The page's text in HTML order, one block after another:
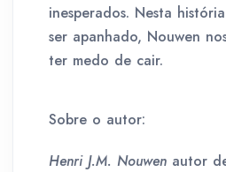
inesperados. Nesta
ser apanhado, Nouwen
ter medo de cair.
Sobre o autor:
Henri J.M. Nouwen autor